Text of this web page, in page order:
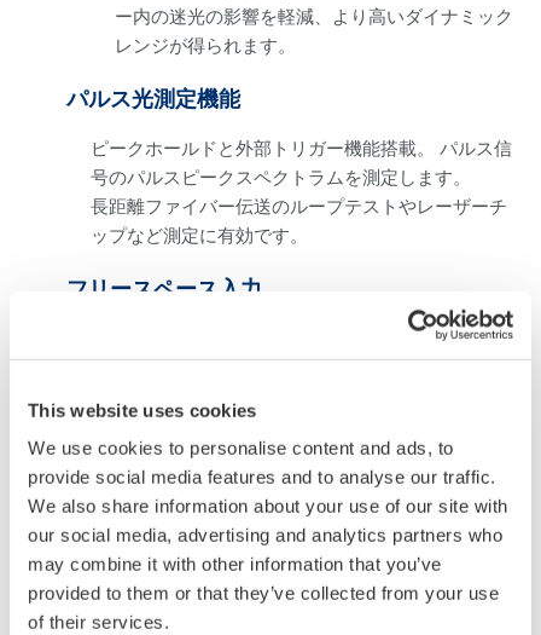
This website uses cookies
We use cookies to personalise content and ads, to
provide social media features and to analyse our traffic.
We also share information about your use of our site with
our social media, advertising and analytics partners who
may combine it with other information that you’ve
provided to them or that they’ve collected from your use
of their services.
ー内の迷光の影響を軽減、より高いダイナミック
レンジが得られます。
パルス光測定機能
ピークホールドと外部トリガー機能搭載。 パルス信
号のパルスピークスペクトラムを測定します。
長距離ファイバー伝送のループテストやレーザーチ
ップなど測定に有効です。
フリースペース入力
シングルモードファイバーやマルチモードファイバ
ーだけではなく、800µmの大口径ファイバーを使用
優れた測定スループット
高速スペクトル測定
先進のモノクロメーター技術や高速な電気回路、独自の
ノイズ低減技術により、高速スペクトル測定を実現。レ
ーザー光などの急峻な立ち上がりのあるスペクトラムや